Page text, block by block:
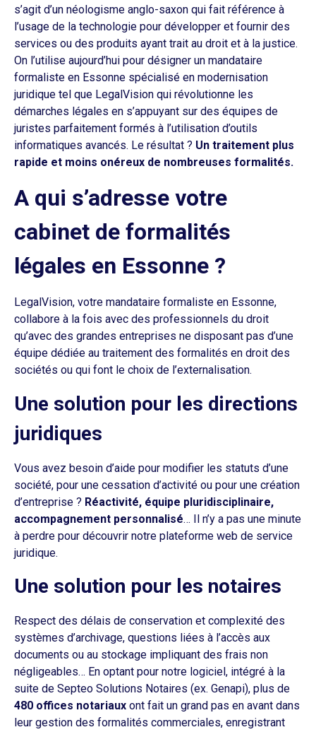
s’agit d’un néologisme anglo-saxon qui fait référence à
l’usage de la technologie pour développer et fournir des
services ou des produits ayant trait au droit et à la justice.
On l’utilise aujourd’hui pour désigner un mandataire
formaliste en Essonne spécialisé en modernisation
juridique tel que LegalVision qui révolutionne les
démarches légales en s’appuyant sur des équipes de
juristes parfaitement formés à l’utilisation d’outils
informatiques avancés. Le résultat ? Un traitement plus
rapide et moins onéreux de nombreuses formalités.
A qui s’adresse votre
cabinet de formalités
légales en Essonne ?
LegalVision, votre mandataire formaliste en Essonne,
collabore à la fois avec des professionnels du droit
qu’avec des grandes entreprises ne disposant pas d’une
équipe dédiée au traitement des formalités en droit des
sociétés ou qui font le choix de l’externalisation.
Une solution pour les directions
juridiques
Vous avez besoin d’aide pour modifier les statuts d’une
société, pour une cessation d’activité ou pour une création
d’entreprise ? Réactivité, équipe pluridisciplinaire,
accompagnement personnalisé… Il n’y a pas une minute
à perdre pour découvrir notre plateforme web de service
juridique.
Une solution pour les notaires
Respect des délais de conservation et complexité des
systèmes d’archivage, questions liées à l’accès aux
documents ou au stockage impliquant des frais non
négligeables… En optant pour notre logiciel, intégré à la
suite de Septeo Solutions Notaires (ex. Genapi), plus de
480 offices notariaux ont fait un grand pas en avant dans
leur gestion des formalités commerciales, enregistrant